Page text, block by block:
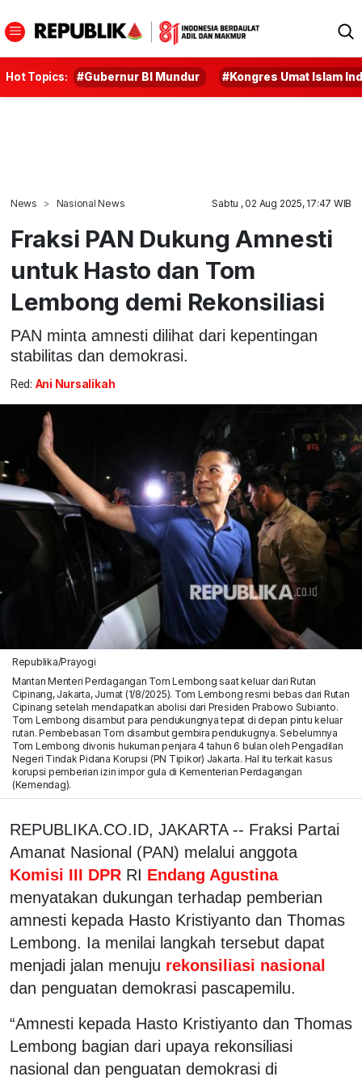
Hot Topics: #Gubernur BI Mundur #Kongres Umat Islam
News Nasional News Sabtu , 02 Aug 2025, 17:47 WIB
Fraksi PAN Dukung Amnesti
untuk Hasto dan Tom
Lembong demi Rekonsiliasi
PAN minta amnesti dilihat dari kepentingan
stabilitas dan demokrasi.
Red: Ani Nursalikah
Republika/Prayogi
Mantan Menteri Perdagangan Tom Lembong saat keluar dari Rutan
Cipinang, Jakarta, Jumat (1/8/2025). Tom Lembong resmi bebas dari Rutan
Cipinang setelah mendapatkan abolisi dari Presiden Prabowo Subianto.
Tom Lembong disambut para pendukungnya tepat di depan pintu keluar
rutan. Pembebasan Tom disambut gembira pendukugnya. Sebelumnya
Tom Lembong divonis hukuman penjara 4 tahun 6 bulan oleh Pengadilan
Negeri Tindak Pidana Korupsi (PN Tipikor) Jakarta. Hal itu terkait kasus
korupsi pemberian izin impor gula di Kementerian Perdagangan
(Kemendag).
REPUBLIKA.CO.ID, JAKARTA -- Fraksi Partai
Amanat Nasional (PAN) melalui anggota
Komisi III DPR RI Endang Agustina
menyatakan dukungan terhadap pemberian
amnesti kepada Hasto Kristiyanto dan Thomas
Lembong. Ia menilai langkah tersebut dapat
menjadi jalan menuju rekonsiliasi nasional
dan penguatan demokrasi pascapemilu.
“Amnesti kepada Hasto Kristiyanto dan Thomas
Lembong bagian dari upaya rekonsiliasi
nasional dan penguatan demokrasi di